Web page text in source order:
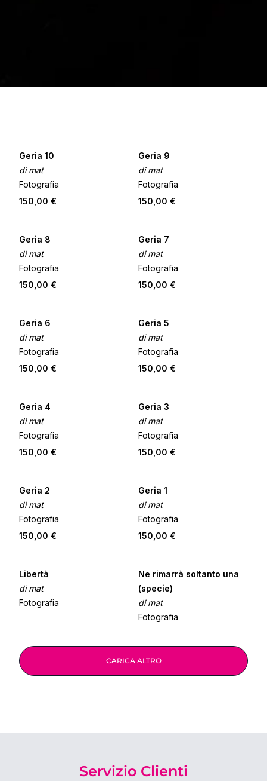
Geria 10
di mat
Fotografia
150,00 €
Geria 9
di mat
Fotografia
150,00 €
Geria 8
di mat
Fotografia
150,00 €
Geria 7
di mat
Fotografia
150,00 €
Geria 6
di mat
Fotografia
150,00 €
Geria 5
di mat
Fotografia
150,00 €
Geria 4
di mat
Fotografia
150,00 €
Geria 3
di mat
Fotografia
150,00 €
Geria 2
di mat
Fotografia
150,00 €
Geria 1
di mat
Fotografia
150,00 €
Libertà
di mat
Fotografia
Ne rimarrà soltanto una
(specie)
di mat
Fotografia
CARICA ALTRO
Servizio Clienti